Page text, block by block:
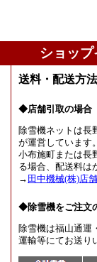
ショッ
送料・配送方
◆店舗引取の場合
除雪機ネットは長
が運営しています
小布施町または長
る場合、配送料は
→ 田中機械(株)店
◆除雪機をご注文
除雪機は福山通運
運輸等にてお送り